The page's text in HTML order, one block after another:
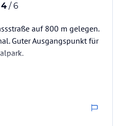
4 / 6
auf 800 m gelegen.
Guter Ausgangspunkt für